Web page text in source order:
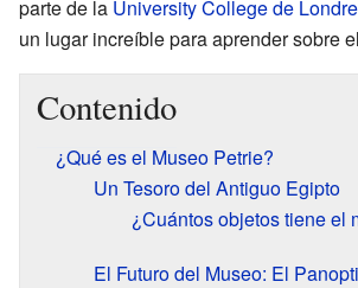
parte de la University College de
un lugar increíble para aprender sobre el
Contenido
¿Qué es el Museo Petrie?
Un Tesoro del Antiguo Egipto
¿Cuántos objetos tiene el
El Futuro del Museo: El